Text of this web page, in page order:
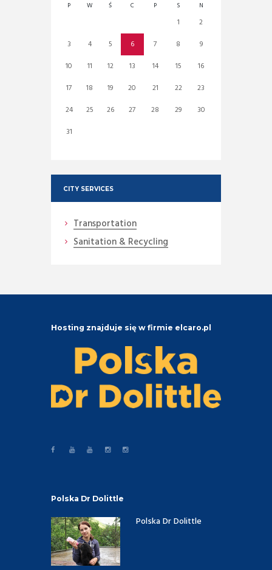
P W Ś C P S N
1
2
3
4 5 6 7 8
9
10
11 12 13 14 15
16
17
18 19 20 21 22
23
24
25 26 27 28 29
30
31
CITY SERVICES
Transportation
Sanitation & Recycling
Hosting znajduje się w firmie elcaro.pl
Polska Dr Dolittle
Polska Dr Dolittle